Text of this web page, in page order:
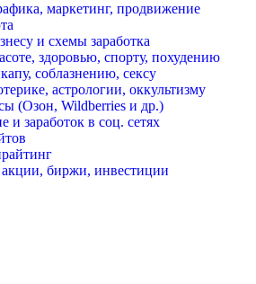
маркетинг, продвижение
и схемы заработка
здоровью, спорту, похудению
соблазнению, сексу
астрологии, оккультизму
(Озон, Wildberries и др.)
и заработок в соц. сетях
биржи, инвестиции